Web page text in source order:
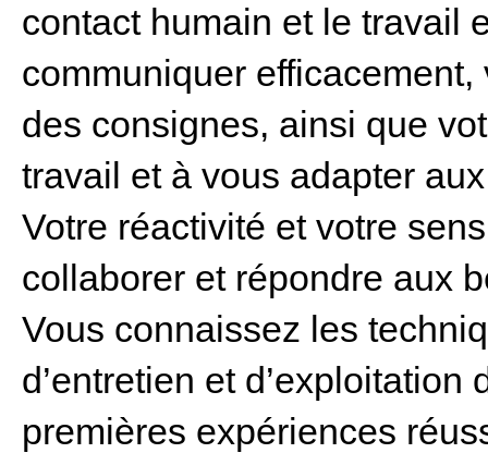
contact humain et le travail
communiquer
des consignes, ainsi que
travail et à vous adapter
Votre réactivité et votre
collaborer et répondre aux
Vous connaissez les
d’entretien et
premières expériences